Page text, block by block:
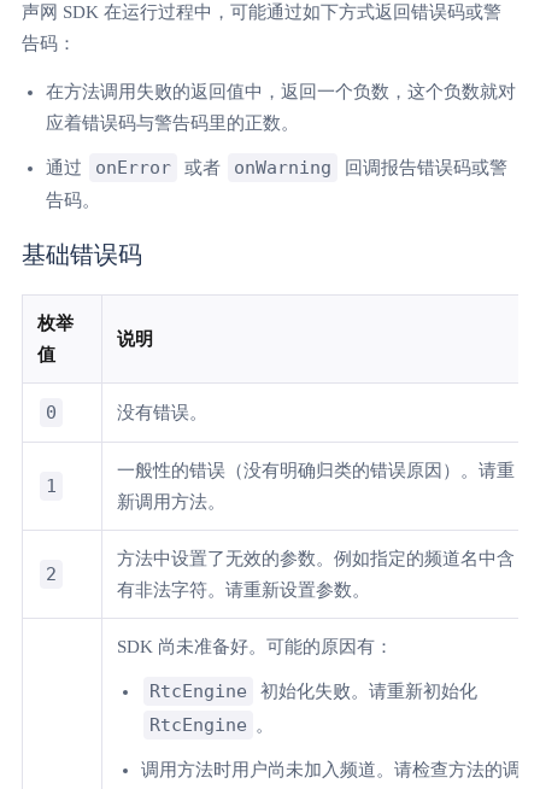
声网 SDK 在运行过程中，可能通过如下方式返回错误码或警
告码：
在方法调用失败的返回值中，返回一个负数，这个负数就对
应着错误码与警告码里的正数。
通过 onError 或者 onWarning
回调报告错误码或警
告码。
基础错误码
枚举
值
说明
0 没有错误。
1
一般性的错误（没有明确归类的错误原因）。请重
新调用方法。
2
方法中设置了无效的参数。例如指定的频道名中含
有非法字符。请重新设置参数。
SDK 尚未准备好。可能的原因有：
RtcEngine 初始化失败。请重新初始化
RtcEngine 。
调用方法时用户尚未加入频道。请检查方法的调